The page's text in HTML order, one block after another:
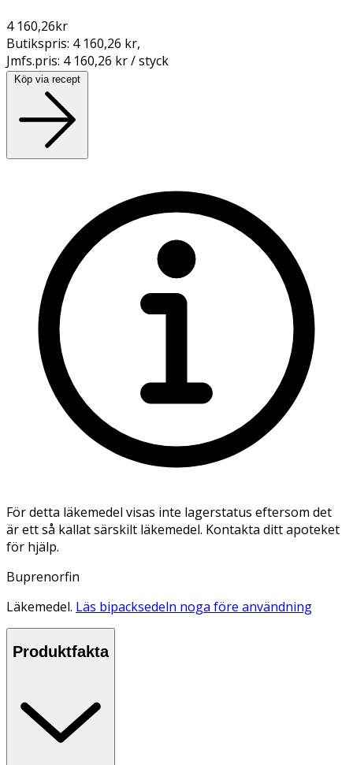
4 160,26kr
Butikspris: 4 160,26 kr,
Jmfs.pris: 4 160,26 kr / styck
Köp via recept
För detta läkemedel visas inte lagerstatus eftersom det
är ett så kallat särskilt läkemedel. Kontakta ditt apoteket
för hjälp.
Buprenorfin
Läkemedel. Läs bipacksedeln noga före användning
Produktfakta